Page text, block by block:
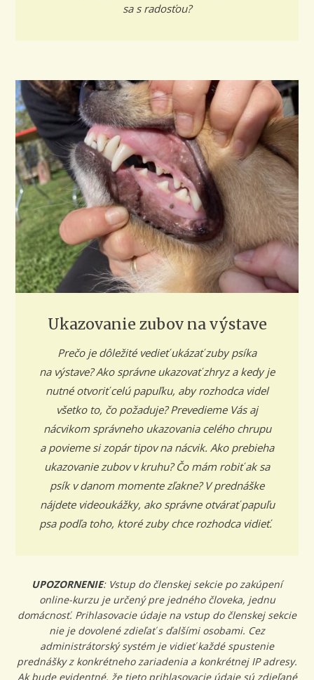
sa s radosťou?
Ukazovanie zubov na výstave
Prečo je dôležité vedieť ukázať zuby psíka
na výstave? Ako správne ukazovať zhryz a kedy je
nutné otvoriť celú papuľku, aby rozhodca videl
všetko to, čo požaduje? Prevedieme Vás aj
nácvikom správneho ukazovania celého chrupu
a povieme si zopár tipov na nácvik. Ako prebieha
ukazovanie zubov v kruhu? Čo mám robiť ak sa
psík v danom momente zľakne? V prednáške
nájdete videoukážky, ako správne otvárať papuľu
psa podľa toho, ktoré zuby chce rozhodca vidieť.
UPOZORNENIE: Vstup do členskej sekcie po zakúpení
online-kurzu je určený pre jedného človeka, jednu
domácnosť. Prihlasovacie údaje na vstup do členskej sekcie
nie je dovolené zdieľať s ďalšími osobami. Cez
administrátorský systém je vidieť každé spustenie
prednášky z konkrétneho zariadenia a konkrétnej IP adresy.
Ak bude evidentné, že tieto prihlasovacie údaje sú zdieľané